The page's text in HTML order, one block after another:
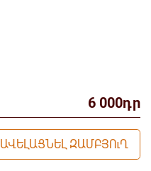
6 000դր
ԱՎԵԼԱՑՆԵԼ ԶԱՄԲՅՈւՂ